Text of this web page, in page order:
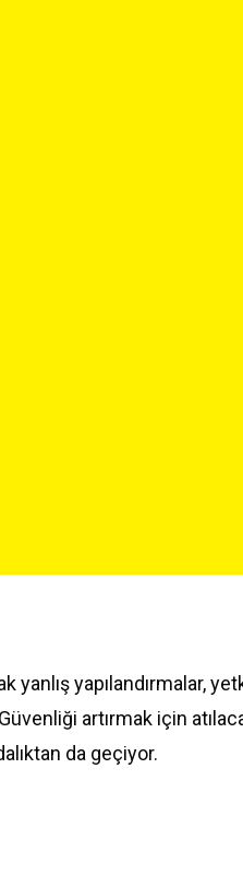
yanlış yapılandırmalar,
artırmak için
da geçiyor.